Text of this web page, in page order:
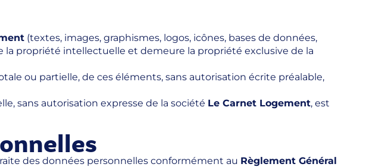
(textes, images, graphismes, logos, icônes, bases de données,
propriété intellectuelle et demeure la propriété exclusive de la
ou partielle, de ces éléments, sans autorisation écrite préalable,
sans autorisation expresse de la société Le Carnet Logement, est
des données personnelles conformément au Règlement Général